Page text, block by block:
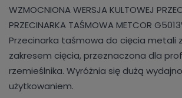
WZMOCNIONA WERSJA KULTOWEJ
PRZECINARKA TAŚMOWA METCOR
Przecinarka taśmowa do cięcia metali
zakresem cięcia, przeznaczona dla
rzemieślnika. Wyróżnia się dużą
użytkowaniem.